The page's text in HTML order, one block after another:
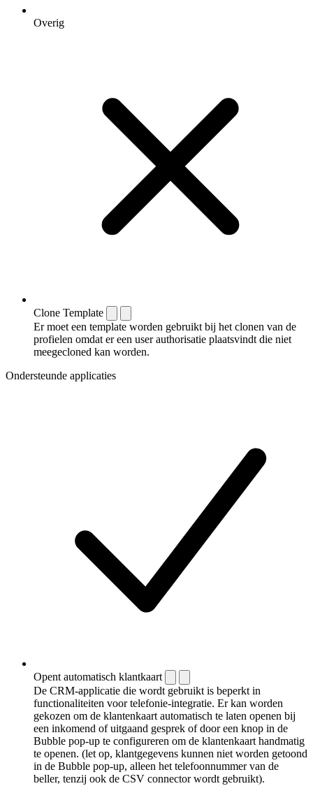
Overig
Clone Template
Er moet een template worden gebruikt bij het clonen van de
profielen omdat er een user authorisatie plaatsvindt die niet
meegecloned kan worden.
Ondersteunde applicaties
Opent automatisch klantkaart
De CRM-applicatie die wordt gebruikt is beperkt in
functionaliteiten voor telefonie-integratie. Er kan worden
gekozen om de klantenkaart automatisch te laten openen bij
een inkomend of uitgaand gesprek of door een knop in de
Bubble pop-up te configureren om de klantenkaart handmatig
te openen. (let op, klantgegevens kunnen niet worden getoond
in de Bubble pop-up, alleen het telefoonnummer van de
beller, tenzij ook de CSV connector wordt gebruikt).